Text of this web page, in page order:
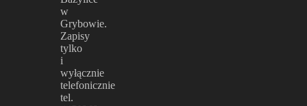
w
Grybowie.
Zapisy
tylko
i
wyłącznie
telefonicznie
tel.